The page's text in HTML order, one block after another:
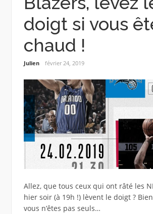
doigt si vous
chaud !
Julien février 24, 2019
Allez, que tous ceux qui ont râté les
hier soir (à 19h !) lèvent le doigt ?
vous n’êtes pas seuls…